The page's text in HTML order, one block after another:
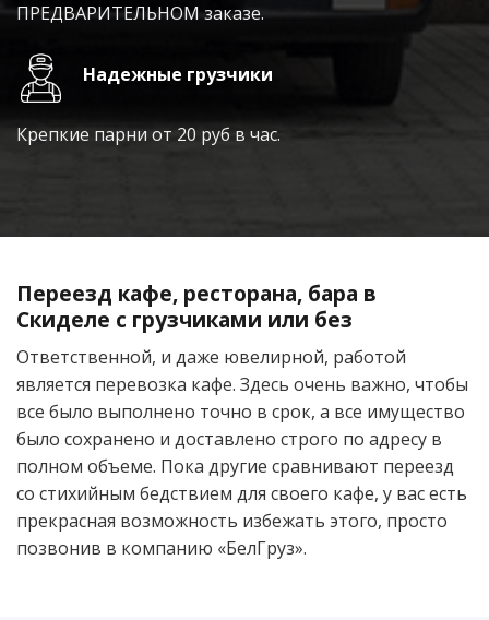
ПРЕДВАРИТЕЛЬНОМ заказе.
Надежные грузчики
Крепкие парни от 20 руб в час.
Переезд кафе, ресторана, бара в
Скиделе с грузчиками или без
Ответственной, и даже ювелирной, работой
является перевозка кафе. Здесь очень важно, чтобы
все было выполнено точно в срок, а все имущество
было сохранено и доставлено строго по адресу в
полном объеме. Пока другие сравнивают переезд
со стихийным бедствием для своего кафе, у вас есть
прекрасная возможность избежать этого, просто
позвонив в компанию «БелГруз».